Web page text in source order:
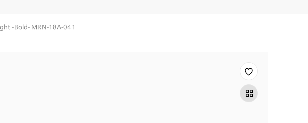
-Bold- MRN-18A-041